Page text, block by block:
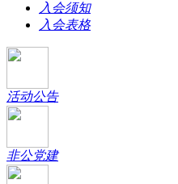
入会须知
入会表格
活动公告
非公党建